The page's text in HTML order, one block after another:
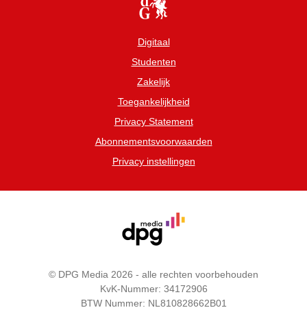
Digitaal
Studenten
Zakelijk
Toegankelijkheid
Privacy Statement
Abonnementsvoorwaarden
Privacy instellingen
© DPG Media 2026 - alle rechten voorbehouden
KvK-Nummer: 34172906
BTW Nummer: NL810828662B01